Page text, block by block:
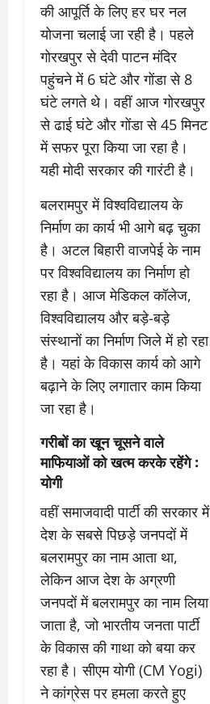
की आपूर्ति के लिए हर घर नल
योजना चलाई जा रही है। पहले
गोरखपुर से देवी पाटन मंदिर
पहुंचने में 6 घंटे और गोंडा से 8
घंटे लगते थे। वहीं आज गोरखपुर
से ढाई घंटे और गोंडा से 45 मिनट
में सफर पूरा किया जा रहा है।
यही मोदी सरकार की गारंटी है।
बलरामपुर में विश्वविद्यालय के
निर्माण का कार्य भी आगे बढ़ चुका
है। अटल बिहारी वाजपेई के नाम
पर विश्वविद्यालय का निर्माण हो
रहा है। आज मेडिकल कॉलेज,
विश्वविद्यालय और बड़े-बड़े
संस्थानों का निर्माण जिले में हो रहा
है। यहां के विकास कार्य को आगे
बढ़ाने के लिए लगातार काम किया
जा रहा है।
गरीबों का खून चूसने वाले
माफियाओं को खत्म करके रहेंगे :
योगी
वहीं समाजवादी पार्टी की सरकार में
देश के सबसे पिछड़े जनपदों में
बलरामपुर का नाम आता था,
लेकिन आज देश के अग्रणी
जनपदों में बलरामपुर का नाम लिया
जाता है, जो भारतीय जनता पार्टी
के विकास की गाथा को बया कर
रहा है। सीएम योगी (CM Yogi)
ने कांग्रेस पर हमला करते हुए